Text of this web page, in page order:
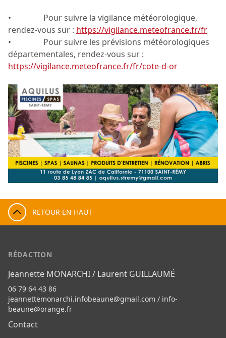
• Pour suivre la vigilance météorologique,
rendez-vous sur : https://vigilance.meteofrance.fr/fr
• Pour suivre les prévisions météorologiques
départementales, rendez-vous sur :
https://vigilance.meteofrance.fr/fr/cote-d-or
RETOUR EN HAUT
RÉDACTION
Jeannette MONARCHI / Laurent GUILLAUMÉ
06 79 64 43 86
jeannettemonarchi.infobeaune@gmail.com / info-
beaune@orange.fr
Contact